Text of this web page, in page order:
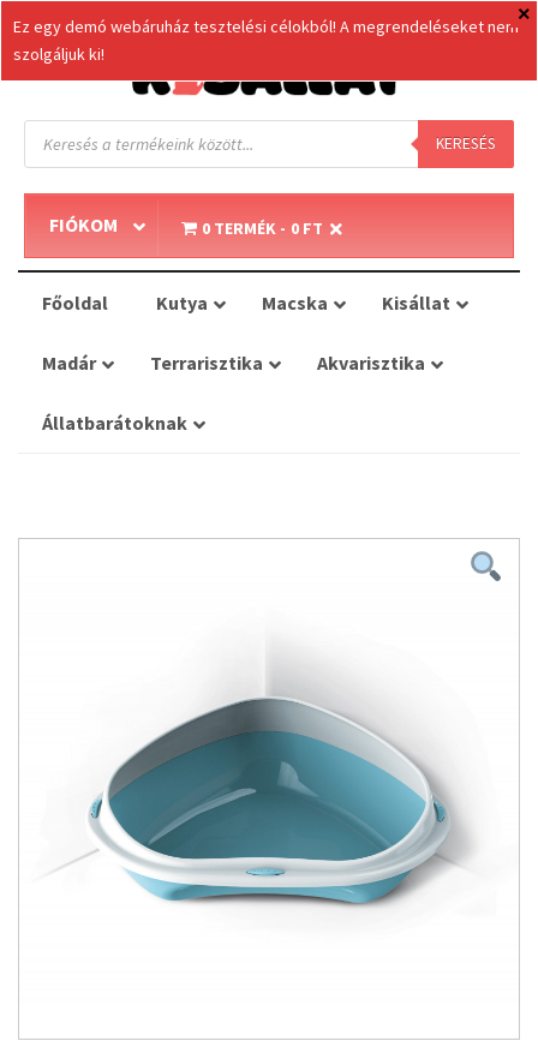
Products
search KERESÉS
FIÓKOM 0 TERMÉK 0 FT
Főoldal Kutya Macska Kisállat
Madár Terrarisztika Akvarisztika
Állatbarátoknak
Ez egy demó webáruház tesztelési célokból! A megrendeléseket nem
szolgáljuk ki!